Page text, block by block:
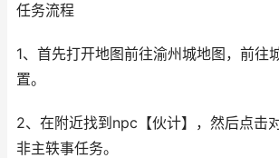
任务流程
1、首先打开地图前往渝州城地图，前往
置。
2、在附近找到npc【伙计】，然后点击
非主轶事任务。